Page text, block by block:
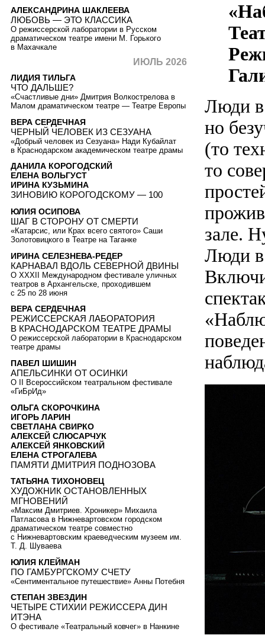
Люди в
но
(то
то
зале.
Люди в
АЛЕКСАНДРИНА ШАКЛЕЕВА
ЛЮБОВЬ — ЭТО КЛАССИКА
О режиссерской лаборатории в Русском
драматическом театре имени М. Горького
в Махачкале
ИЮЛЬ 2026
ЛИДИЯ ТИЛЬГА
ЧТО ДАЛЬШЕ?
«Счастливые дни» Дмитрия Волкострелова в
Малом драматическом театре — Театре Европы
ВЕРА СЕРДЕЧНАЯ
ЧЕРНЫЙ ЧЕЛОВЕК ИЗ СЕЗУАНА
«Добрый человек из Сезуана» Нади Кубайлат
в Краснодарском академическом театре драмы
ДАНИЛА КОРОГОДСКИЙ
ЕЛЕНА ВОЛЬГУСТ
ИРИНА КУЗЬМИНА
ЗИНОВИЮ КОРОГОДСКОМУ — 100
ЮЛИЯ ОСИПОВА
ШАГ В СТОРОНУ ОТ СМЕРТИ
«Катарсис, или Крах всего святого» Саши
Золотовицкого в Театре на Таганке
ИРИНА СЕЛЕЗНЕВА-РЕДЕР
КАРНАВАЛ ВДОЛЬ СЕВЕРНОЙ ДВИНЫ
О XXXII Международном фестивале уличных
театров в Архангельске, проходившем
с 25 по 28 июня
ВЕРА СЕРДЕЧНАЯ
РЕЖИССЕРСКАЯ ЛАБОРАТОРИЯ
В КРАСНОДАРСКОМ ТЕАТРЕ ДРАМЫ
О режиссерской лаборатории в Краснодарском
театре драмы
ПАВЕЛ ШИШИН
АПЕЛЬСИНКИ ОТ ОСИНКИ
О II Всероссийском театральном фестивале
«ГиБрИд»
ОЛЬГА СКОРОЧКИНА
ИГОРЬ ЛАРИН
СВЕТЛАНА СВИРКО
АЛЕКСЕЙ СЛЮСАРЧУК
АЛЕКСЕЙ ЯНКОВСКИЙ
ЕЛЕНА СТРОГАЛЕВА
ПАМЯТИ ДМИТРИЯ ПОДНОЗОВА
ТАТЬЯНА ТИХОНОВЕЦ
ХУДОЖНИК ОСТАНОВЛЕННЫХ
МГНОВЕНИЙ
«Максим Дмитриев. Хроникер» Михаила
Патласова в Нижневартовском городском
драматическом театре совместно
с Нижневартовским краеведческим музеем им.
Т. Д. Шуваева
ЮЛИЯ КЛЕЙМАН
ПО ГАМБУРГСКОМУ СЧЕТУ
«Сентиментальное путешествие» Анны Потебня
СТЕПАН ЗВЕЗДИН
ЧЕТЫРЕ СТИХИИ РЕЖИССЕРА ДИН
ИТЭНА
О фестивале «Театральный ковчег» в Нанкине